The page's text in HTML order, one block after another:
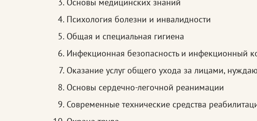
Психология болезни и инвалидности
Общая и специальная гигиена
Инфекционная безопасность и инфекционный
Оказание услуг общего ухода за лицами,
Основы сердечно-легочной реанимации
Современные технические средства